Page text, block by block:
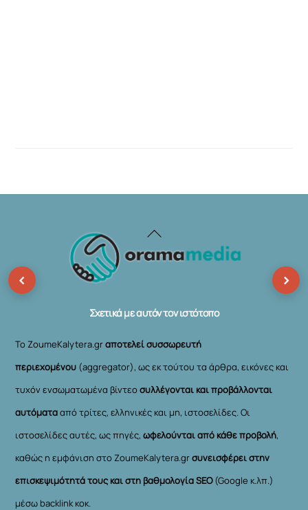
Back
To
Σχετικά με αυτόν τον ιστότοπο
Το ZoumeKalytera.grαποτελεί συσσωρευτή
περιεχομένου (aggregator), ως εκ τούτου τα άρθρα, εικόνες και
τυχόν ενσωματωμένα βίντεοσυλλέγονται και προβάλλονται
αυτόματααπό τρίτες, ελληνικές και μη, ιστοσελίδες. Οι
ιστοσελίδες αυτές, ως πηγές,ωφελούνται από κάθε προβολή,
καθώς η εμφάνιση στο ZoumeKalytera.grσυνεισφέρει στην
επισκεψιμότητά τους και στη βαθμολογία SEO(Google κ.λπ.)
μέσω backlink κοκ.
‹ ›